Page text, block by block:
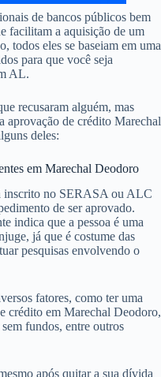
de bancos públicos bem
facilitam a aquisição de um
todos eles se baseiam em uma
para que você seja
AL.
recusaram alguém, mas
aprovação de crédito Marechal
deles:
em Marechal Deodoro
inscrito no SERASA ou ALC
de ser aprovado.
indica que a pessoa é uma
já que é costume das
pesquisas envolvendo o
fatores, como ter uma
crédito em Marechal Deodoro,
fundos, entre outros
após quitar a sua dívida